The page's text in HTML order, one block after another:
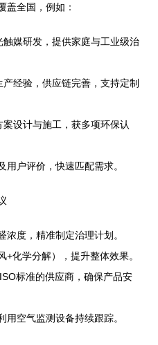
盖全国，例如：
媒研发，提供家庭与工业级治
经验，供应链完善，支持定制
设计与施工，获多项环保认
用户评价，快速匹配需求。
度，精准制定治理计划。
化学分解），提升整体效果。
标准的供应商，确保产品安
空气监测设备持续跟踪。